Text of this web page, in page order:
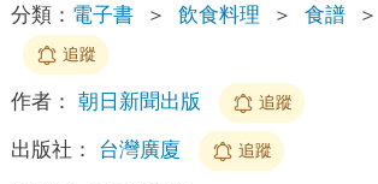
分類： 電子書 ＞ 飲食料理 ＞ 食譜 ＞
追蹤
作者： 朝日新聞出版 追蹤
出版社： 台灣廣廈 追蹤